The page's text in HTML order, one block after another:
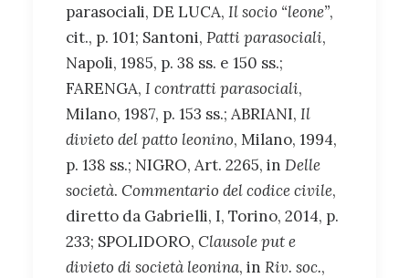
parasociali, DE LUCA, Il socio “leone”,
cit., p. 101; Santoni, Patti parasociali,
Napoli, 1985, p. 38 ss. e 150 ss.;
FARENGA, I contratti parasociali,
Milano, 1987, p. 153 ss.; ABRIANI, Il
divieto del patto leonino, Milano, 1994,
p. 138 ss.; NIGRO, Art. 2265, in Delle
società. Commentario del codice civile,
diretto da Gabrielli, I, Torino, 2014, p.
233; SPOLIDORO, Clausole put e
divieto di società leonina, in Riv. soc.,